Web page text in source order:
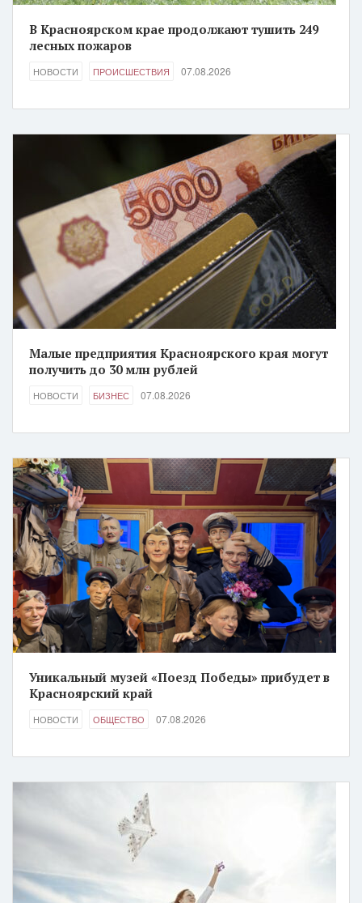
В Красноярском крае продолжают тушить 249
лесных пожаров
НОВОСТИ ПРОИСШЕСТВИЯ 07.08.2026
Малые предприятия Красноярского края могут
получить до 30 млн рублей
НОВОСТИ БИЗНЕС 07.08.2026
Уникальный музей «Поезд Победы» прибудет в
Красноярский край
НОВОСТИ ОБЩЕСТВО 07.08.2026